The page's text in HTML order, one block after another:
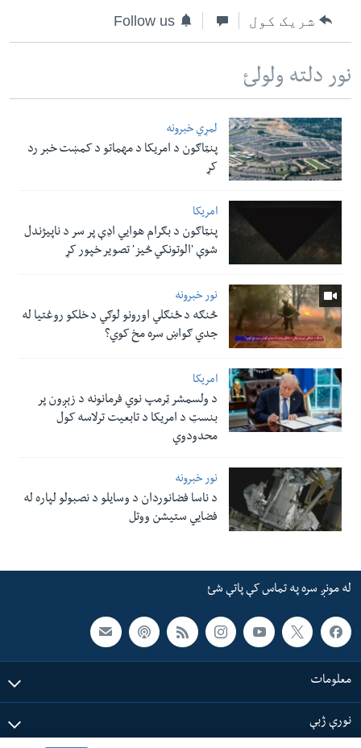
شریک کول Follow us
نور دلته ولولئ
لمړي خبرونه
پنټاګون د امریکا د مهماتو د کمښت خبر رد
کړ
امریکا
پنټاګون د بګرام هوایي اډې پر سر د ناپيژندل
شوې 'الوتونکي څيز' تصویر خپور کړ
نور خبرونه
څنګه د ځنګلي اورونو لوګي د خلکو روغتیا له
جدي ګواښ سره مخ کوي؟
امریکا
د ولسمشر ټرمپ نوي فرمانونه د زېږون پر
بنسټ د امریکا د تابعیت ترلاسه کول
محدودوي
نور خبرونه
د ناسا فضانوردان د وسایلو د نصبولو لپاره له
فضایي ستیشن ووتل
له مونږ سره په تماس کې پاتې شئ
معلومات
نورې ژبې